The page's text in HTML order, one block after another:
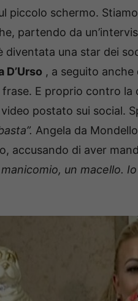
piccolo schermo.
partendo da
diventata una star dei
D’Urso , a seguito
E proprio contro la
postato sui social.
Angela da
accusando di aver
un macello.